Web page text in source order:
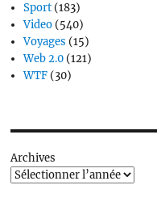
Sport (183)
Video (540)
Voyages (15)
Web 2.0 (121)
WTF (30)
Archives